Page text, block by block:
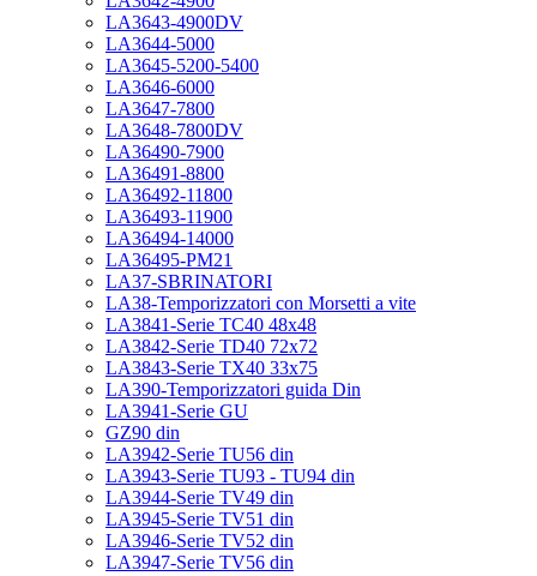
LA3643-4900DV
LA3644-5000
LA3645-5200-5400
LA3646-6000
LA3647-7800
LA3648-7800DV
LA36490-7900
LA36491-8800
LA36492-11800
LA36493-11900
LA36494-14000
LA36495-PM21
LA37-SBRINATORI
LA38-Temporizzatori con Morsetti a vite
LA3841-Serie TC40 48x48
LA3842-Serie TD40 72x72
LA3843-Serie TX40 33x75
LA390-Temporizzatori guida Din
LA3941-Serie GU
GZ90 din
LA3942-Serie TU56 din
LA3943-Serie TU93 - TU94 din
LA3944-Serie TV49 din
LA3945-Serie TV51 din
LA3946-Serie TV52 din
LA3947-Serie TV56 din